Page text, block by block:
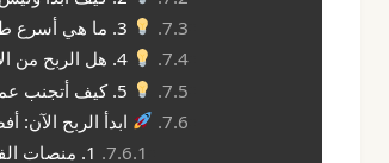
4. هل الربح من الإنترنت حلال أم حرام؟
ابدأ الربح الآن: أفضل
1. منصات الفيديو والمحتوى